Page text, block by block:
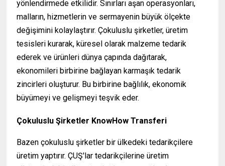
yönlendirmede etkilidir. Sınırları aşan operasyonları,
malların, hizmetlerin ve sermayenin büyük ölçekte
değişimini kolaylaştırır. Çokuluslu şirketler, üretim
tesisleri kurarak, küresel olarak malzeme tedarik
ederek ve ürünleri dünya çapında dağıtarak,
ekonomileri birbirine bağlayan karmaşık tedarik
zincirleri oluşturur. Bu birbirine bağlılık, ekonomik
büyümeyi ve gelişmeyi teşvik eder.
Çokuluslu Şirketler KnowHow Transferi
Bazen çokuluslu şirketler bir ülkedeki tedarikçilere
üretim yaptırır. ÇUŞ'lar tedarikçilerine üretim